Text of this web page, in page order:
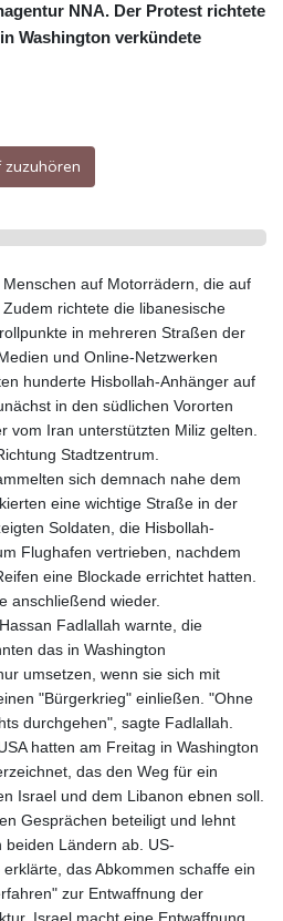
NNA. Der Protest richtete
Washington verkündete
auf Motorrädern, die auf
richtete die libanesische
in mehreren Straßen der
und Online-Netzwerken
hunderte Hisbollah-Anhänger auf
in den südlichen Vororten
vom Iran unterstützten Miliz gelten.
Stadtzentrum.
sich demnach nahe dem
eine wichtige Straße in der
Soldaten, die Hisbollah-
Flughafen vertrieben, nachdem
eine Blockade errichtet hatten.
anschließend wieder.
Fadlallah warnte, die
das in Washington
umsetzen, wenn sie sich mit
"Bürgerkrieg" einließen. "Ohne
durchgehen", sagte Fadlallah.
hatten am Freitag in Washington
das den Weg für ein
Israel und dem Libanon ebnen soll.
Gesprächen beteiligt und lehnt
Ländern ab. US-
das Abkommen schaffe ein
zur Entwaffnung der